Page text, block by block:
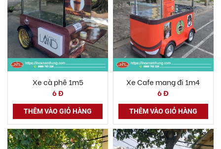
Xe cà phê 1m5
6 Đ
THÊM VÀO GIỎ HÀNG
Xe Cafe mang đi 1m4
6 Đ
THÊM VÀO GIỎ HÀNG